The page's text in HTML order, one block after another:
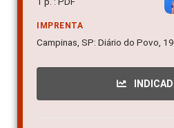
IMPRENTA
Campinas, SP: Diário do Povo,